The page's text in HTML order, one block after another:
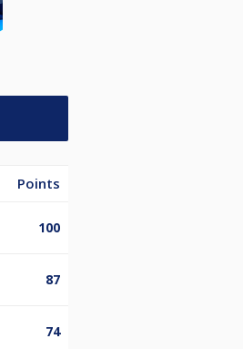
Points
100
87
74